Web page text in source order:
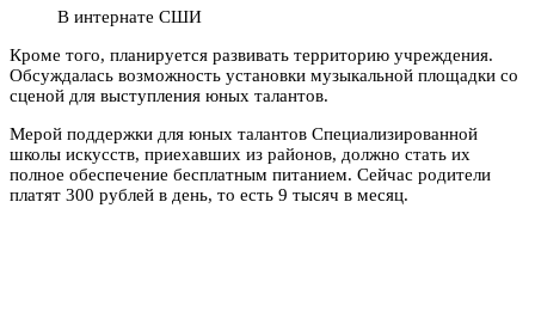
В интернате СШИ
Кроме того, планируется развивать территорию учреждения.
Обсуждалась возможность установки музыкальной площадки со
сценой для выступления юных талантов.
Мерой поддержки для юных талантов Специализированной
школы искусств, приехавших из районов, должно стать их
полное обеспечение бесплатным питанием. Сейчас родители
платят 300 рублей в день, то есть 9 тысяч в месяц.